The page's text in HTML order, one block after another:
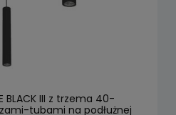
BLACK III z trzema 40-
tubami na podłużnej